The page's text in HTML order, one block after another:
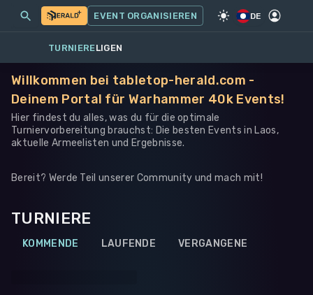
SPIEL·WARHAMMER 40K
MEINE EVENTS MEHR
EVENT ORGANISIEREN DE
TURNIERELIGEN
Willkommen bei tabletop-herald.com -
Deinem Portal für Warhammer 40k Events!
Hier findest du alles, was du für die optimale
Turniervorbereitung brauchst: Die besten Events in Laos,
aktuelle Armeelisten und Ergebnisse.
Bereit? Werde Teil unserer Community und mach mit!
TURNIERE
KOMMENDE LAUFENDE VERGANGENE